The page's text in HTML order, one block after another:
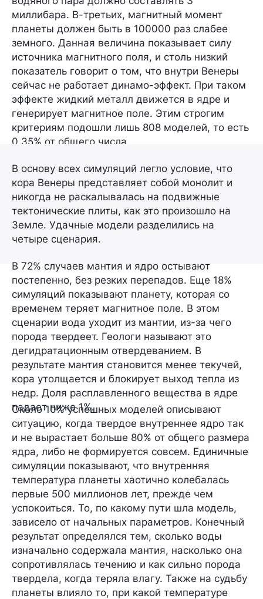
миллибара. В-третьих, магнитный момент
планеты должен быть в 100000 раз слабее
земного. Данная величина показывает силу
источника магнитного поля, и столь низкий
показатель говорит о том, что внутри Венеры
сейчас не работает динамо-эффект. При таком
эффекте жидкий металл движется в ядре и
генерирует магнитное поле. Этим строгим
критериям подошли лишь 808 моделей, то есть
0,35% от общего числа.
В основу всех симуляций легло условие, что
кора Венеры представляет собой монолит и
никогда не раскалывалась на подвижные
тектонические плиты, как это произошло на
Земле. Удачные модели разделились на
четыре сценария.
В 72% случаев мантия и ядро остывают
постепенно, без резких перепадов. Еще 18%
симуляций показывают планету, которая со
временем теряет магнитное поле. В этом
сценарии вода уходит из мантии, из-за чего
порода твердеет. Геологи называют это
дегидратационным отвердеванием. В
результате мантия становится менее текучей,
кора утолщается и блокирует выход тепла из
недр. Доля расплавленного вещества в ядре
падает ниже 1%.
Около 10% успешных моделей описывают
ситуацию, когда твердое внутреннее ядро так
и не вырастает больше 80% от общего размера
ядра, либо не формируется совсем. Единичные
симуляции показывают, что внутренняя
температура планеты хаотично колебалась
первые 500 миллионов лет, прежде чем
успокоиться. То, по какому пути шла модель,
зависело от начальных параметров. Конечный
результат определялся тем, сколько воды
изначально содержала мантия, насколько она
сопротивлялась течению и как сильно порода
твердела, когда теряла влагу. Также на судьбу
планеты влияло то, при какой температуре